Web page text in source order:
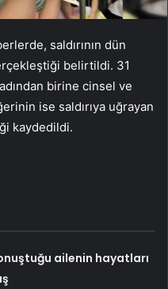
saldırının dün
belirtildi. 31
birine cinsel ve
ise saldırıya uğrayan
kaydedildi.
ailenin hayatları